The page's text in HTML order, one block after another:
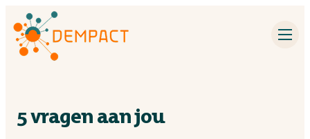
Impact partners
Events
5 vragen aan jou